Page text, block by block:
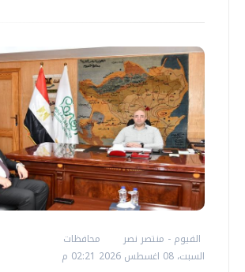
الفيوم - منتصر نصر
محافظات
السبت، 08 اغسطس 2026 02:21 م